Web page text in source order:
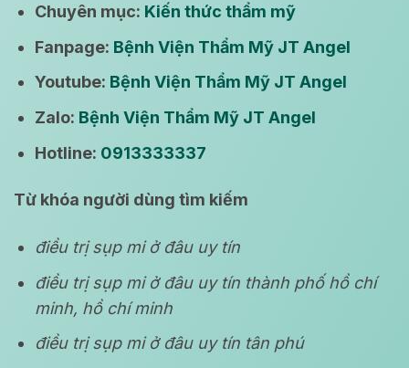
Chuyên mục: Kiến thức thẩm mỹ
Fanpage: Bệnh Viện Thẩm Mỹ JT Angel
Youtube: Bệnh Viện Thẩm Mỹ JT Angel
Zalo: Bệnh Viện Thẩm Mỹ JT Angel
Hotline: 0913333337
Từ khóa người dùng tìm kiếm
điều trị sụp mi ở đâu uy tín
điều trị sụp mi ở đâu uy tín thành phố hồ chí
minh, hồ chí minh
điều trị sụp mi ở đâu uy tín tân phú